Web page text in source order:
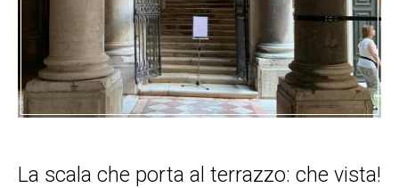
La scala che porta al terrazzo: che vista!